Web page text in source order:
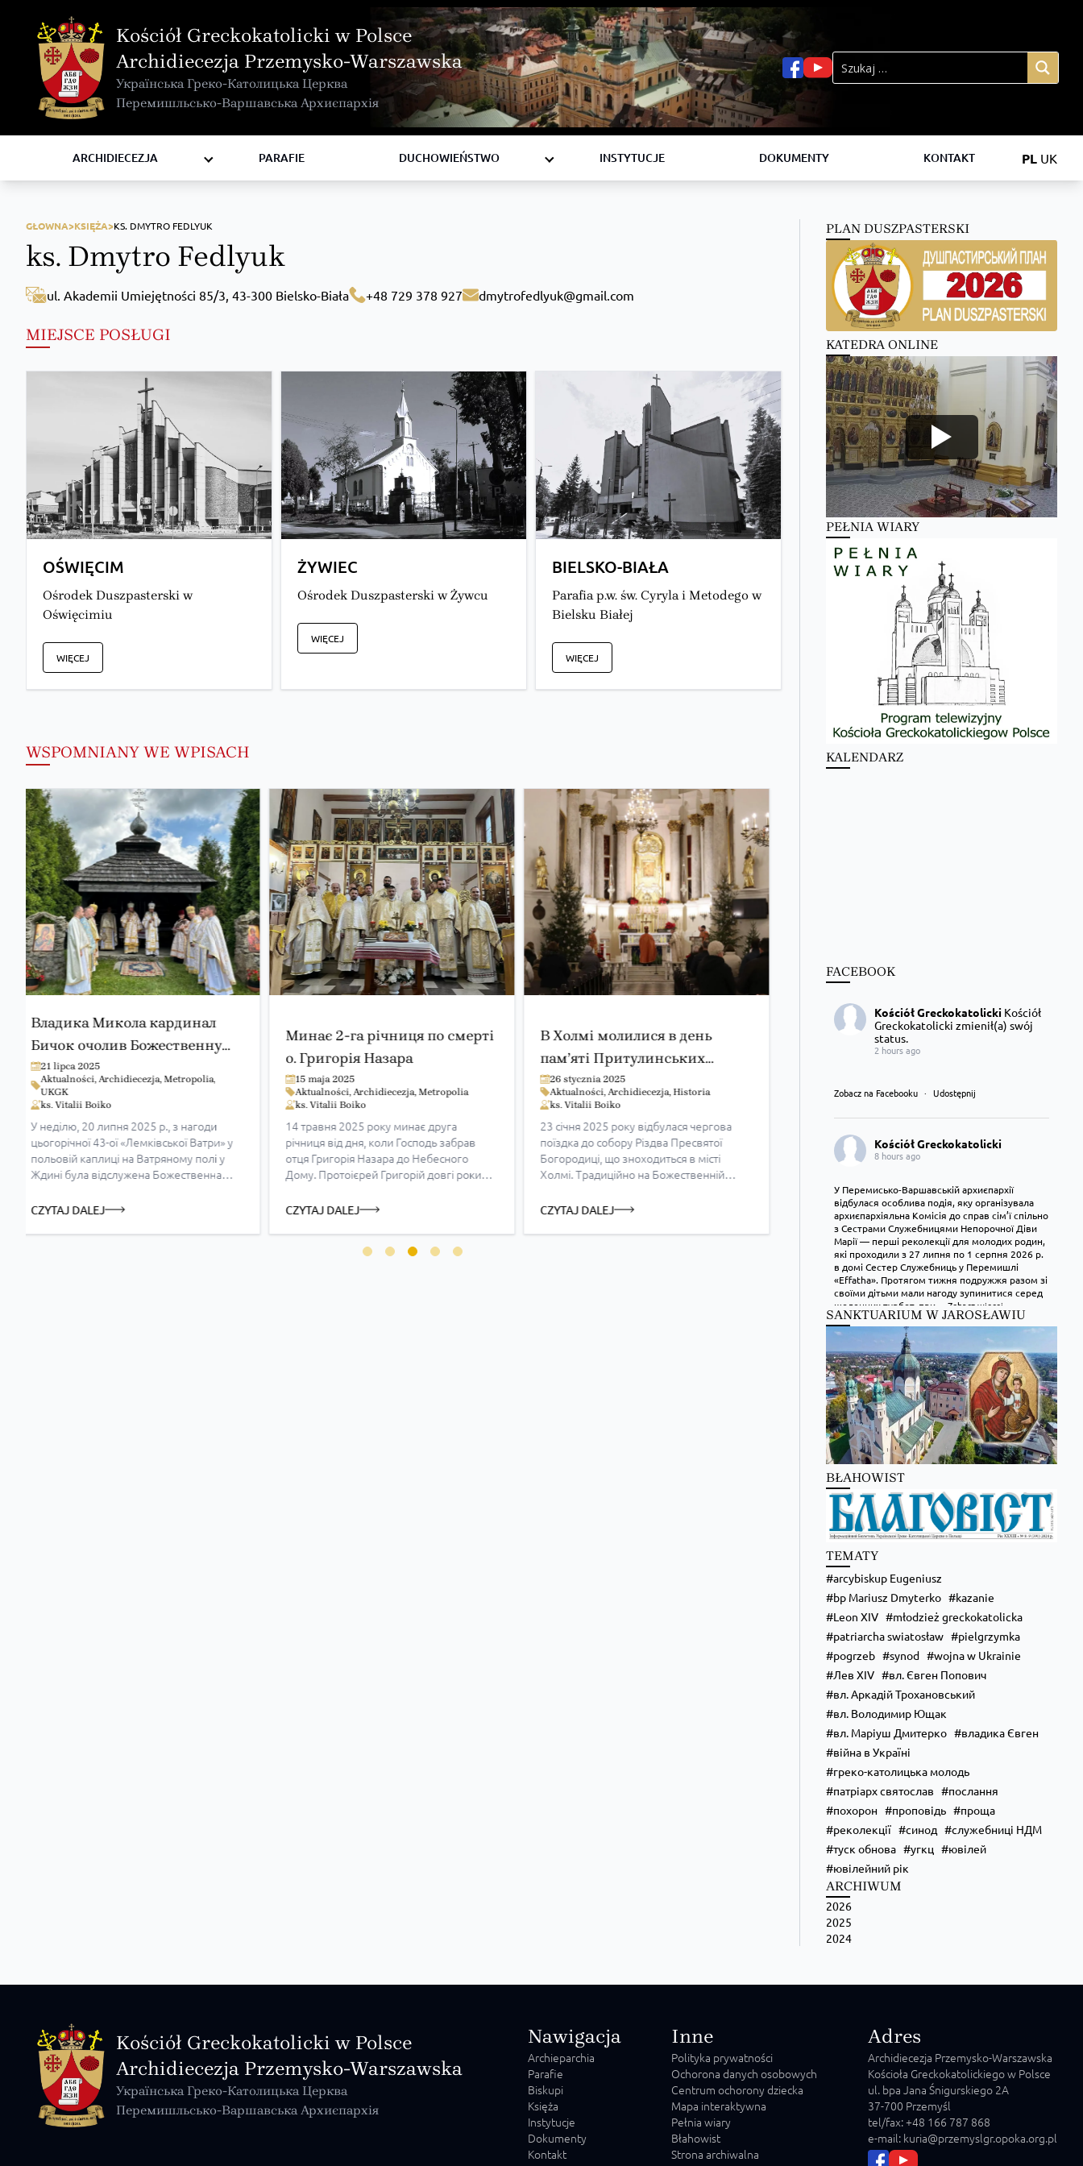
Kościół Greckokatolicki w Polsce
Archidiecezja Przemysko-Warszawska
Українська Греко-Католицька Церква
Перемишльсько-Варшавська Архиєпархія
ARCHIDIECEZJA
KURIA METROPOLITALNA
KAPITUŁA
KOMISJE I WYDZIAŁY
RADY
ZAKONY I ZGROMADZENIA
PARAFIE
DUCHOWIEŃSTWO
BISKUPI
KSIĘŻA
INSTYTUCJE
DOKUMENTY KONTAKT PL UK
GŁOWNA>KSIĘŻA>KS. DMYTRO FEDLYUK
ks. Dmytro Fedlyuk
ul. Akademii Umiejętności 85/3, 43-300 Bielsko-Biała +48 729 378 927 dmytrofedlyuk@gmail.com
MIEJSCE POSŁUGI
OŚWIĘCIM
Ośrodek Duszpasterski w
Oświęcimiu
WIĘCEJ
ŻYWIEC
Ośrodek Duszpasterski w Żywcu
WIĘCEJ
BIELSKO-BIAŁA
Parafia p.w. św. Cyryla i Metodego w
Bielsku Białej
WIĘCEJ
WSPOMNIANY WE WPISACH
Владика Микола кардинал
Бичок очолив Божественну
Літургію під час «Лемківської
Ватри» в Ждині
21 lipca 2025
Aktualności,Archidiecezja,Metropolia,
UKGK
ks. Vitalii Boiko
У неділю, 20 липня 2025 р., з нагоди
цьогорічної 43-ої «Лемківської Ватри» у
польовій каплиці на Ватряному полі у
Ждині була відслужена Божественна
кардинал Бичок, єпарх Мельбурнський з
кардиналу співслужили вл. Євген
CZYTAJ DALEJ
Минає 2-га річниця по смерті
о. Григорія Назара
15 maja 2025
Aktualności,Archidiecezja,Metropolia
ks. Vitalii Boiko
14 травня 2025 року минає друга
річниця від дня, коли Господь забрав
отця Григорія Назара до Небесного
Дому. Протоієрей Григорій довгі роки
певний час свого служіння був парохом
(Маластів), співпрацював з «Сарептою»
та очолював Молодіжну Комісію
CZYTAJ DALEJ
В Холмі молилися в день
пам’яті Притулинських
мучеників
26 stycznia 2025
Aktualności,Archidiecezja,Historia
ks. Vitalii Boiko
23 січня 2025 року відбулася чергова
поїздка до собору Рiздва Пресвятої
Богородицi, що зноходиться в місті
Холмi. Традиційно на Божественній
Батрух, який виголосив проповідь про
життя в обороні своєї віри. Отець
CZYTAJ DALEJ
PLAN DUSZPASTERSKI
KATEDRA ONLINE
PEŁNIA WIARY
KALENDARZ
FACEBOOK
Kościół Greckokatolicki Kościół
Greckokatolicki zmienił(a) swój
status.
2 hours ago
Zobacz na Facebooku · Udostępnij
Kościół Greckokatolicki
8 hours ago
У Перемисько-Варшавській архиєпархії
відбулася особлива подія, яку організувала
архиєпархіяльна Комісія до справ сім’ї спільно
з Сестрами Служебницями Непорочної Діви
Марії — перші реколекції для молодих родин,
які проходили з 27 липня по 1 серпня 2026 р.
в домі Сестер Служебниць у Перемишлі
«Effatha». Протягом тижня подружжя разом зі
своїми дітьми мали нагоду зупинитися серед
щоденних турбот, при
Zobacz więcej
Zobacz na Facebooku Udostępnij
Kościół Greckokatolicki
9 hours ago
Преображення Господнє в Лодзі
Zobacz na Facebooku · Udostępnij
SANKTUARIUM W JAROSŁAWIU
BŁAHOWIST
TEMATY
arcybiskup Eugeniusz
bp Mariusz Dmyterko
kazanie
Leon XIV
młodzież greckokatolicka
patriarcha swiatosław
pielgrzymka
pogrzeb
synod
wojna w Ukrainie
Лев XIV
вл. Євген Попович
вл. Аркадій Трохановський
вл. Володимир Ющак
вл. Маріуш Дмитерко
владика Євген
війна в Україні
греко-католицька молодь
патріарх святослав
послання
похорон
проповідь
проща
реколекції
синод
служебниці НДМ
туск обнова
угкц
ювілей
ювілейний рік
ARCHIWUM
2026
2025
2024
Kościół Greckokatolicki w Polsce
Archidiecezja Przemysko-Warszawska
Українська Греко-Католицька Церква
Перемишльсько-Варшавська Архиєпархія
Nawigacja
Archieparchia
Parafie
Biskupi
Księża
Instytucje
Dokumenty
Kontakt
Inne
Polityka prywatności
Ochorona danych osobowych
Centrum ochorony dziecka
Mapa interaktywna
Pełnia wiary
Błahowist
Strona archiwalna
Adres
Archidiecezja Przemysko-Warszawska
Kościoła Greckokatolickiego w Polsce
ul. bpa Jana Śnigurskiego 2A
37-700 Przemyśl
tel/fax: +48 166 787 868
e-mail: kuria@przemyslgr.opoka.org.pl